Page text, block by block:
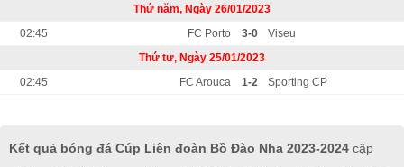
Thứ năm, Ngày 26/01/2023
02:45
FC Porto 3-0
Viseu
Thứ tư, Ngày 25/01/2023
02:45
FC Arouca 1-2 Sporting CP
Kết quả bóng đá Cúp Liên đoàn Bồ Đào Nha 2023-2024 cập